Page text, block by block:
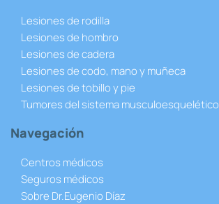
Lesiones de rodilla
Lesiones de hombro
Lesiones de cadera
Lesiones de codo, mano y muñeca
Lesiones de tobillo y pie
Tumores del sistema musculoesquelético
Navegación
Centros médicos
Seguros médicos
Sobre Dr.Eugenio Díaz